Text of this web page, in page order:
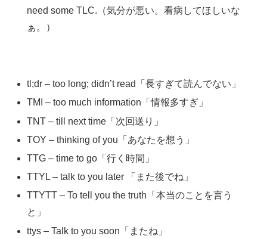
need some TLC.（気分が悪い。看病してほしいな
ぁ。）
tl;dr – too long; didn’t read「長すぎて読んでない」
TMI – too much information「情報多すぎ」
TNT – till next time「次回送り」
TOY – thinking of you「あなたを想う」
TTG – time to go「行く時間」
TTYL – talk to you later 「また後でね」
TTYTT – To tell you the truth「本当のことを言う
と」
ttys – Talk to you soon「またね」